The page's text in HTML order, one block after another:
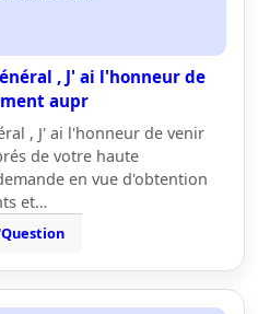
, J' ai l'honneur de
aupr
, J' ai l'honneur de venir
de votre haute
en vue d'obtention
et…